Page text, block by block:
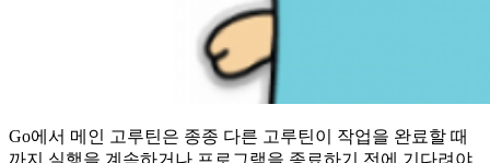
Go에서 메인 고루틴은 종종 다른 고루틴이 작업을 완료할 때